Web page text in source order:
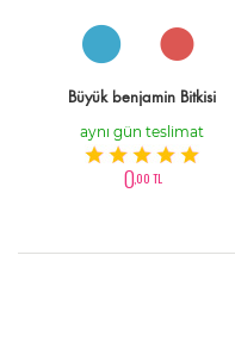
Büyük benjamin Bitkisi
aynı gün teslimat
0,00 TL